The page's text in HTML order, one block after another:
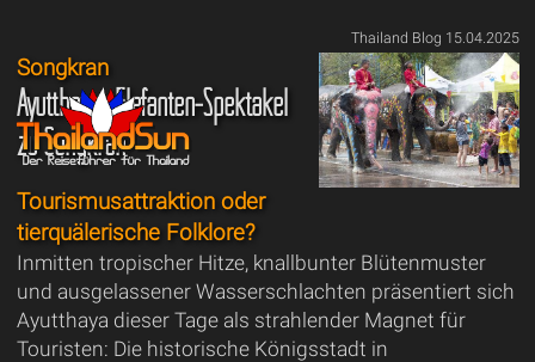
Thailand Blog 15.04.2025
Songkran
Ayutthayas Elefanten-Spektakel
zu Songkran
Tourismusattraktion oder
tierquälerische Folklore?
Inmitten tropischer Hitze, knallbunter Blütenmuster
und ausgelassener Wasserschlachten präsentiert sich
Ayutthaya dieser Tage als strahlender Magnet für
Touristen: Die historische Königsstadt in